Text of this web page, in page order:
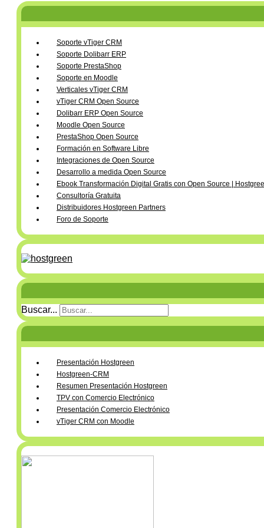
Soporte vTiger CRM
Soporte Dolibarr ERP
Soporte PrestaShop
Soporte en Moodle
Verticales vTiger CRM
vTiger CRM Open Source
Dolibarr ERP Open Source
Moodle Open Source
PrestaShop Open Source
Formación en Software Libre
Integraciones de Open Source
Desarrollo a medida Open Source
Ebook Transformación Digital Gratis con Open Source |
Consultoría Gratuita
Distribuidores Hostgreen Partners
Foro de Soporte
Buscar...
Presentación Hostgreen
Hostgreen-CRM
Resumen Presentación Hostgreen
TPV con Comercio Electrónico
Presentación Comercio Electrónico
vTiger CRM con Moodle